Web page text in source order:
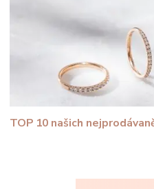
TOP 10 našich